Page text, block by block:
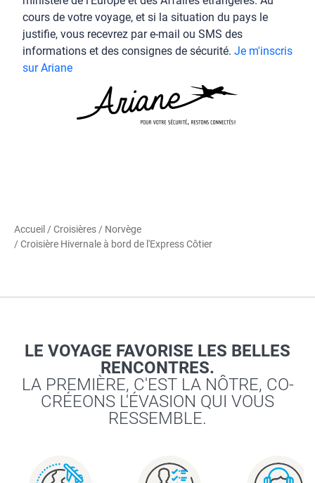
cours de votre voyage, et si la situation du pays le
justifie, vous recevrez par e-mail ou SMS des
informations et des consignes de sécurité. Je m'inscris
sur Ariane
Accueil /Croisières / Norvège
/ Croisière Hivernale à bord de l'Express Côtier
LE VOYAGE FAVORISE LES BELLES
RENCONTRES.
LA PREMIÈRE, C'EST LA NÔTRE, CO-
CRÉEONS L'ÉVASION QUI VOUS
RESSEMBLE.